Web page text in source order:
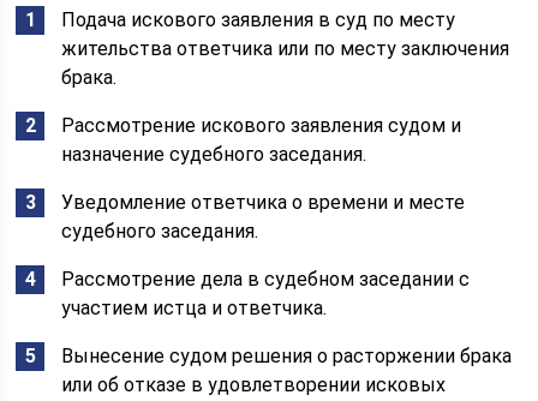
Подача искового заявления в суд по месту
жительства ответчика или по месту заключения
брака.
Рассмотрение искового заявления судом и
назначение судебного заседания.
Уведомление ответчика о времени и месте
судебного заседания.
Рассмотрение дела в судебном заседании с
участием истца и ответчика.
Вынесение судом решения о расторжении брака
или об отказе в удовлетворении исковых